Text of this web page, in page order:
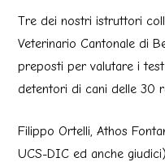
Tre dei nostri istruttori
Veterinario Cantonale di
preposti per valutare i
detentori di cani delle 30
Filippo Ortelli, Athos
UCS-DIC ed anche